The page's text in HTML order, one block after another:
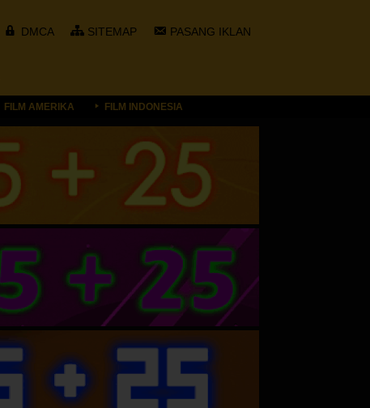
DMCA SITEMAP PASANG IKLAN
FILM AMERIKA FILM INDONESIA